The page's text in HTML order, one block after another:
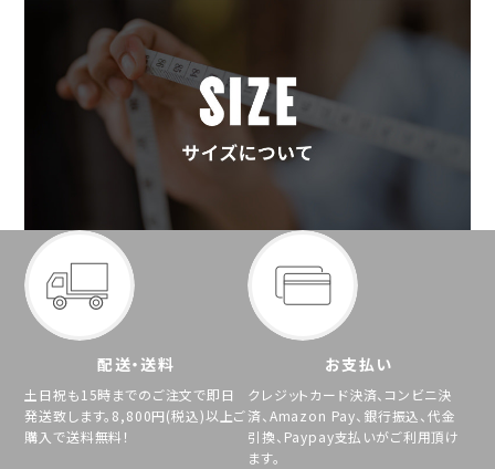
配送・送料
土日祝も15時までのご注文で即日
発送致します。8,800円(税込)以上ご
購入で送料無料！
お支払い
クレジットカード決済、コンビニ決
済、Amazon Pay、銀行振込、代金
引換、Paypay支払いがご利用頂け
ます。